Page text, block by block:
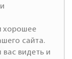
хорошее
сайта.
видеть и